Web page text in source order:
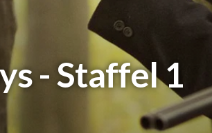
- Staffel 1